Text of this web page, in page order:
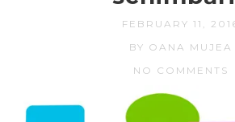
FEBRUARY 11,
BY OANA MUJEA
NO COMMENTS